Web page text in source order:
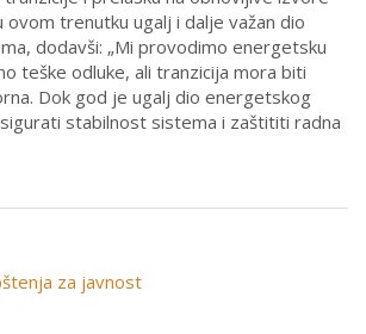
ovom trenutku ugalj i dalje važan dio
dodavši: „Mi provodimo energetsku
teške odluke, ali tranzicija mora biti
Dok god je ugalj dio energetskog
stabilnost sistema i zaštititi radna
za javnost